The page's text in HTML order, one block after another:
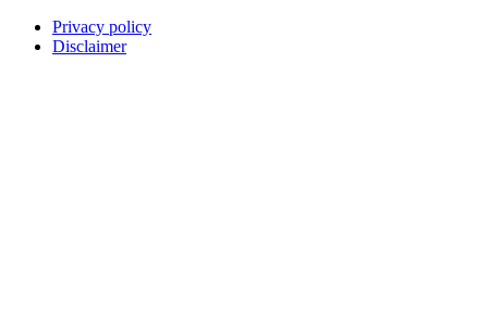
Privacy policy
Disclaimer